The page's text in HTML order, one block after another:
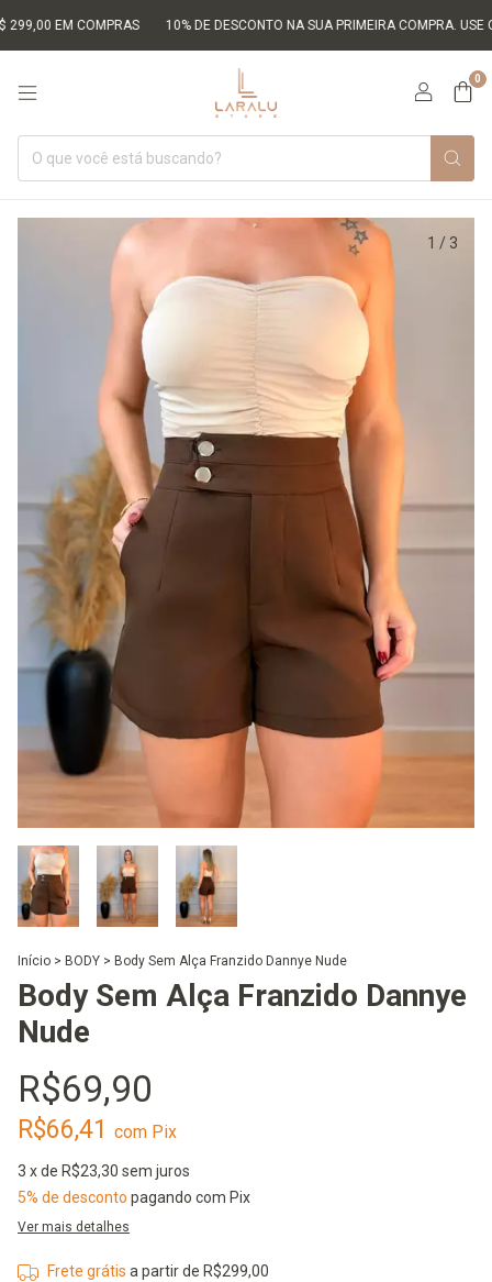
EM COMPRAS 10% DE DESCONTO NA SUA PRIMEIRA COMPRA. USE O
0
1 / 3
Início > BODY > Body Sem Alça Franzido Dannye Nude
Body Sem Alça Franzido Dannye
Nude
R$69,90
R$66,41 com Pix
3 x de R$23,30 sem juros
5% de desconto pagando com Pix
Ver mais detalhes
Frete grátis a partir de R$299,00